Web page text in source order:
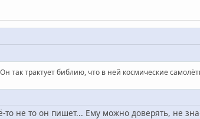
так трактует библию, что в ней космические
то не то он пишет... Ему можно доверять, не